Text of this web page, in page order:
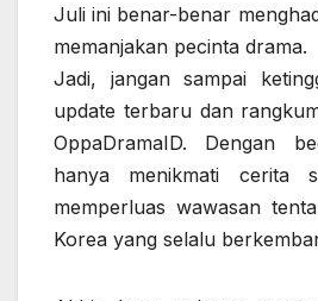
Juli ini benar-benar
memanjakan pecinta drama.
Jadi, jangan sampai
update terbaru dan
OppaDramaID. Dengan
hanya menikmati cerita
memperluas wawasan
Korea yang selalu